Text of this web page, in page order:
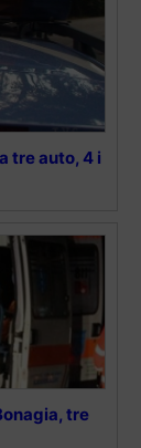
tre auto, 4 i
tre